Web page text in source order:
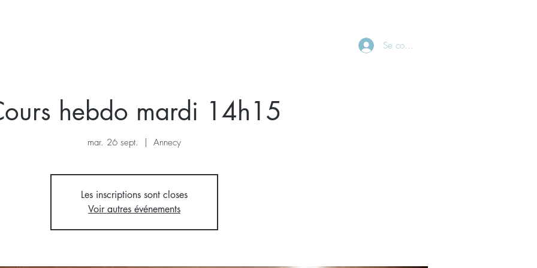
Se connecter
hebdo mardi 14h15
mar. 26 sept.
  |
Annecy
Les inscriptions sont closes
Voir autres événements